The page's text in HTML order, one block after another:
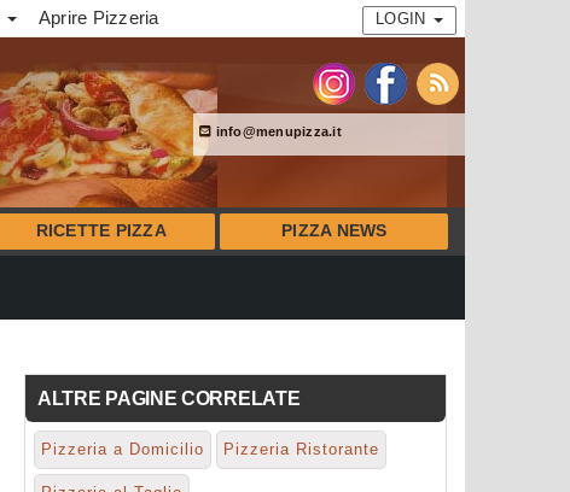
Aprire Pizzeria LOGIN
info@menupizza.it
RICETTE PIZZA PIZZA NEWS
ALTRE PAGINE CORRELATE
Pizzeria a Domicilio Pizzeria Ristorante